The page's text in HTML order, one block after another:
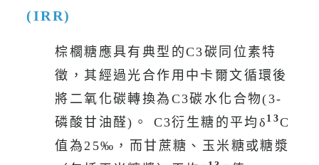
磷酸甘油醛)。 C3衍生糖的平均δ
（包括玉米糖漿）平均δ
13 C值
為-10‰。玉米和甘蔗的碳同位素特
徵來自Hatch＆Slack光合（C4）途
徑，不同於卡爾文循環C3途徑會直接
分解進入植體內的二氧化碳。